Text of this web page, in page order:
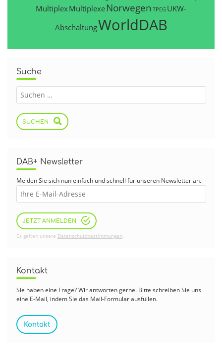
MultiplexMultiplexe Norwegen TPEG UKW-
AbschaltungWorldDAB
Suche
SUCHEN
DAB+ Newsletter
Melden Sie sich nun einfach und schnell für unseren Newsletter an.
JETZT ANMELDEN
Es gelten unsere Datenschutzbestimmungen
Kontakt
Sie haben eine Frage? Wir antworten gerne. Bitte schreiben Sie uns
eine E-Mail, indem Sie das Mail-Formular ausfüllen.
Kontakt